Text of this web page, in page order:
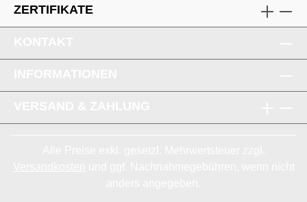
ZERTIFIKATE